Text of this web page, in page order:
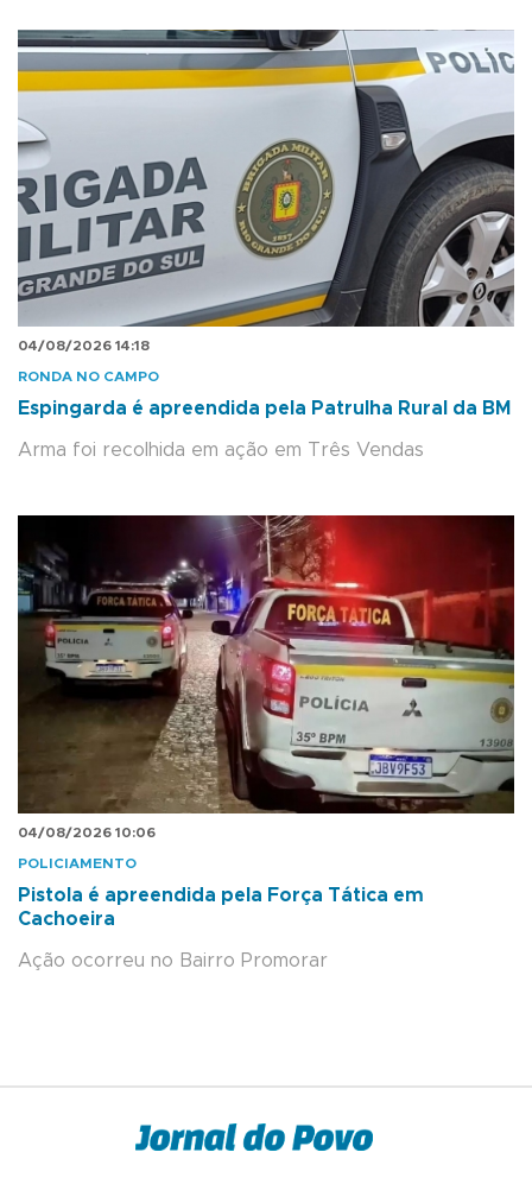
04/08/2026 14:18
RONDA NO CAMPO
Espingarda é apreendida pela Patrulha Rural da BM
Arma foi recolhida em ação em Três Vendas
04/08/2026 10:06
POLICIAMENTO
Pistola é apreendida pela Força Tática em
Cachoeira
Ação ocorreu no Bairro Promorar